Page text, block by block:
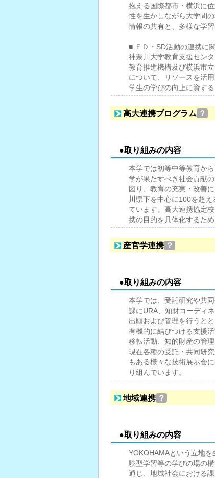
抱える国際都市・横浜に
性を生かしながら大学間
情報の共有と、多様な学
■ ＦＤ・SD活動の連携に
神奈川大学教育支援セン
教育推進機構及び横浜市
について、リソースを活
学生の学びの向上に資す
高大連携プログラム ？
●取り組みの内容
本学では初等中等教育か
学が果たすべき社会貢献
図り、教育の充実・改善
川県下を中心に100を超
ています。高大連携協定
携の目的を具体化するた
産官学連携 ？
●取り組みの内容
本学では、受託研究や共
課にURA、知財コーディ
出願および管理を行うと
有機的に結びつける支援
移転活動、知的財産の管
現在各種の受託・共同研
もある様々な技術展示会
り組んでいます。
地域連携 ？
●取り組みの内容
YOKOHAMAという立地
験型学習等の学びの場の
通じ、地域社会における